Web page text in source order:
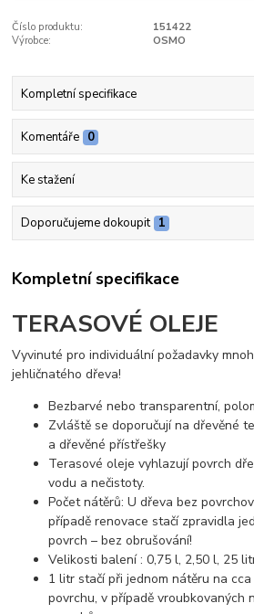
Číslo produktu:
151422
Výrobce:
OSMO
Kompletní specifikace
Komentáře 0
Ke stažení
Doporučujeme dokoupit 1
Kompletní specifikace
TERASOVÉ OLEJE
Vyvinuté pro individuální požadavky
jehličnatého dřeva!
Bezbarvé nebo transparentní,
Zvláště se doporučují na dřevěné
a dřevěné přístřešky
Terasové oleje vyhlazují povrch
vodu a nečistoty.
Počet nátěrů: U dřeva bez
případě renovace stačí zpravidla
povrch – bez obrušování!
Velikosti balení : 0,75 l, 2,50 l, 25
1 litr stačí při jednom nátěru na
povrchu, v případě vroubkovaných